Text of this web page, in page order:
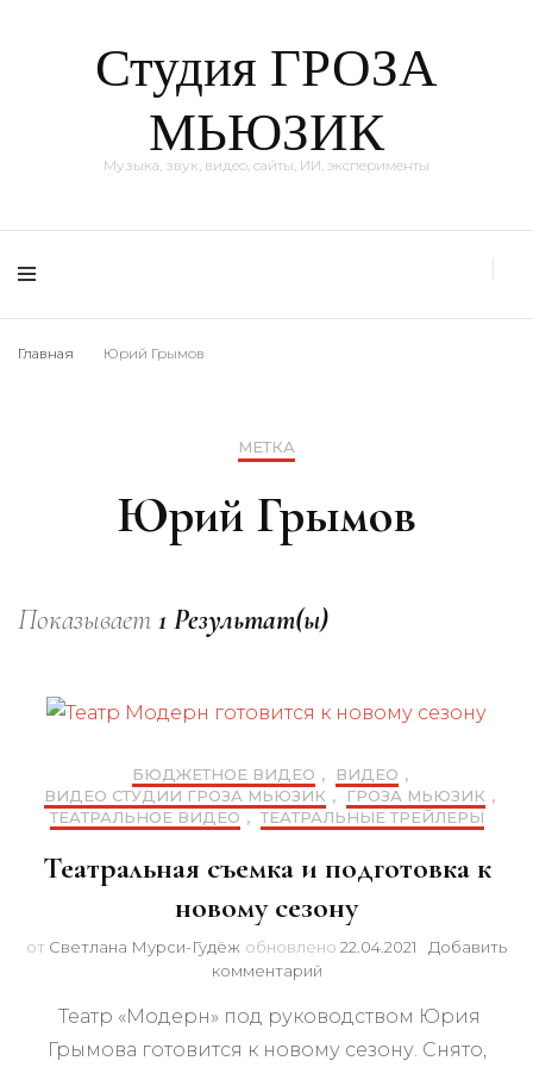
Студия ГРОЗА
МЬЮЗИК
Музыка, звук, видео, сайты, ИИ, эксперименты
Главная Юрий Грымов
МЕТКА
Юрий Грымов
Показывает 1 Результат(ы)
БЮДЖЕТНОЕ ВИДЕО , ВИДЕО ,
ВИДЕО СТУДИИ ГРОЗА МЬЮЗИК , ГРОЗА МЬЮЗИК ,
ТЕАТРАЛЬНОЕ ВИДЕО , ТЕАТРАЛЬНЫЕ ТРЕЙЛЕРЫ
Театральная съемка и подготовка к
новому сезону
от Светлана Мурси-Гудёж обновлено 22.04.2021
Добавить
комментарийк
Театральная
Театр «Модерн» под руководством Юрия
Грымова готовится к новому сезону. Снято,